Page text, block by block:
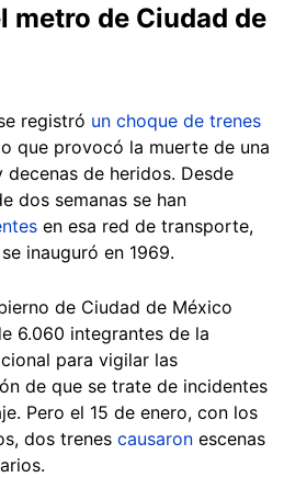
metro de Ciudad de
registró un choque de trenes
que provocó la muerte de una
de heridos. Desde
dos semanas se han
en esa red de transporte,
inauguró en 1969.
de Ciudad de México
6.060 integrantes de la
para vigilar las
de que se trate de incidentes
Pero el 15 de enero, con los
dos trenes causaron escenas